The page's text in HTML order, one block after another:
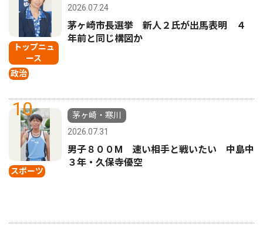
トップニュ
ース
政治
2026.07.24
茅ヶ崎市長選挙 新人２氏が出馬表明 ４
年前と同じ構図か
10
スポーツ
茅ヶ崎・寒川
2026.07.31
男子８００M 速い相手と戦いたい 中島中
３年・久保寺優空